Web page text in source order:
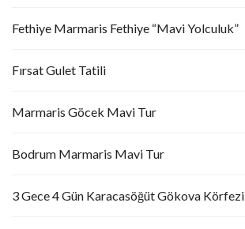
Fethiye Marmaris Fethiye “Mavi Yolculuk”
Fırsat Gulet Tatili
Marmaris Göcek Mavi Tur
Bodrum Marmaris Mavi Tur
3 Gece 4 Gün Karacasöğüt Gökova Körfezi